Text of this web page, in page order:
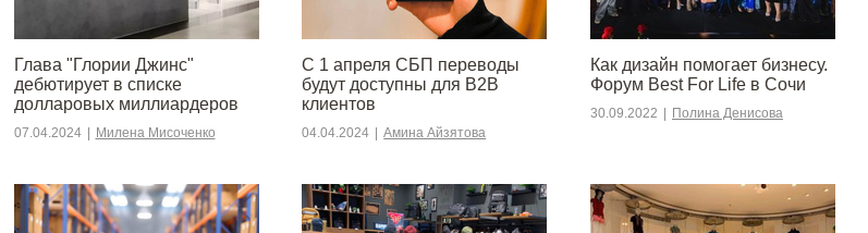
Глава "Глории Джинс"
дебютирует в списке
долларовых миллиардеров
07.04.2024 Милена Мисоченко
С 1 апреля СБП переводы
будут доступны для B2B
клиентов
04.04.2024 Амина Айзятова
Как дизайн помогает бизнесу.
Форум Best For Life в Сочи
30.09.2022 Полина Денисова